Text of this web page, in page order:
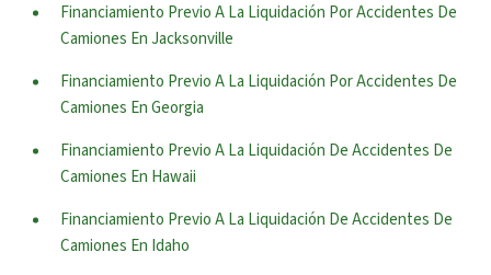
Financiamiento Previo A La Liquidación Por Accidentes De
Camiones En Jacksonville
Financiamiento Previo A La Liquidación Por Accidentes De
Camiones En Georgia
Financiamiento Previo A La Liquidación De Accidentes De
Camiones En Hawaii
Financiamiento Previo A La Liquidación De Accidentes De
Camiones En Idaho